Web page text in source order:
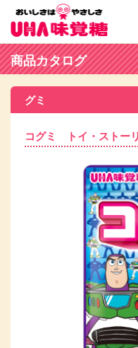
グミ
コグミ トイ・ストー
商品カタログ